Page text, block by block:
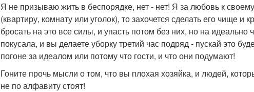
Я не призываю жить в беспорядке, нет - нет! Я за любовь к
(квартиру, комнату или уголок), то захочется сделать его чище
бросать на это все силы, и упасть потом без них, но на
покусала, и вы делаете уборку третий час подряд - пускай это
погоне за идеалом или потому что гости, и что они подумают!
Гоните прочь мысли о том, что вы плохая хозяйка, и людей,
не по алфавиту стоят!